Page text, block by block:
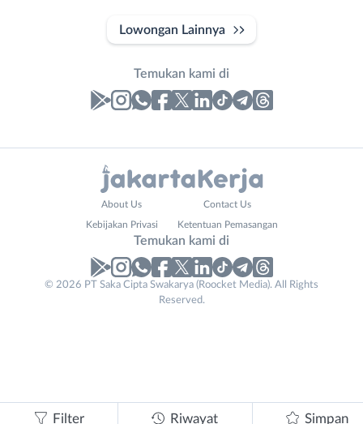
Lowongan Lainnya
Temukan kami di
No. Telp /
Asisten
Selatan
Filter Riwayat Simpan
About Us Contact Us
Kebijakan Privasi Ketentuan Pemasangan
Temukan kami di
© 2026 PT Saka Cipta Swakarya (Roocket Media). All Rights
Reserved.